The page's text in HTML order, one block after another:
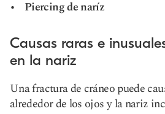
Piercing de naríz
Causas raras e
en la nariz
Una fractura de cráneo puede
alrededor de los ojos y la nariz